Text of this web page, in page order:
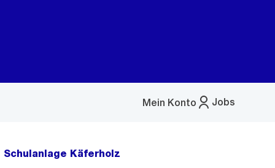
Jobs
Mein Konto
Menü
Schulanlage Käferholz